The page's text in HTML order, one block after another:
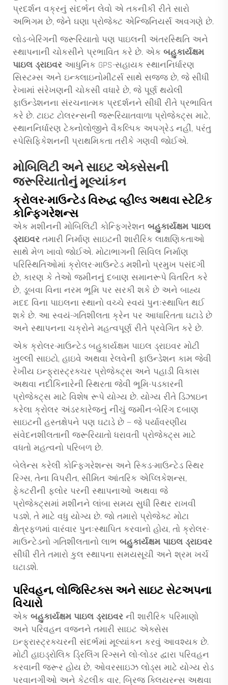
પ્રદર્શન વક્રનું સંદર્ભન લેવો એ તકનીકી રીતે સારો
અભિગમ છે, જેને ઘણા પ્રોજેક્ટ એન્જિનિયર્સ અવગણે છે.
લોડ-બેરિંગની જરૂરિયાતો પણ પાઇલની અંતરસ્થિતિ અને
સ્થાપનાની ચોકસીને પ્રભાવિત કરે છે. એક બહુકાર્યક્ષમ
પાઇલ ડ્રાઇવર આધુનિક GPS-સહાયક સ્થાનનિર્ધારણ
સિસ્ટમ્સ અને ઇન્ક્લાઇનોમીટર્સ સાથે સજ્જ છે, જે સીધી
રેખામાં સંરેખણની ચોકસી વધારે છે, જે પૂર્ણ થયેલી
ફાઉન્ડેશનના સંરચનાત્મક પ્રદર્શનને સીધી રીતે પ્રભાવિત
કરે છે. ટાઇટ ટોલરન્સની જરૂરિયાતવાળા પ્રોજેક્ટ્સ માટે,
સ્થાનનિર્ધારણ ટેક્નોલોજીને વૈકલ્પિક અપગ્રેડ નહીં, પરંતુ
સ્પેસિફિકેશનની પ્રાથમિકતા તરીકે ગણવી જોઈએ.
મોબિલિટી અને સાઇટ એક્સેસની
જરૂરિયાતોનું મૂલ્યાંકન
ક્રોલર-માઉન્ટેડ વિરુદ્ધ વ્હીલ્ડ અથવા સ્ટેટિક
કોન્ફિગરેશન્સ
એક મશીનની મોબિલિટી કોન્ફિગરેશન બહુકાર્યક્ષમ પાઇલ
ડ્રાઇવર તમારી નિર્માણ સાઇટની શારીરિક લાક્ષણિકતાઓ
સાથે મેળ ખાવો જોઈએ. મોટાભાગની સિવિલ નિર્માણ
પરિસ્થિતિઓમાં ક્રોલર-માઉન્ટેડ મશીનો પ્રમુખ પસંદગી
છે, કારણ કે તેઓ જમીનનું દબાણ સમાનરૂપે વિતરિત કરે
છે, ડૂબવા વિના નરમ ભૂમિ પર સરકી શકે છે અને બાહ્ય
મદદ વિના પાઇલના સ્થાનો વચ્ચે સ્વયં પુનઃસ્થાપિત થઈ
શકે છે. આ સ્વયં-ગતિશીલતા ક્રેન પર આધારિતતા ઘટાડે છે
અને સ્થાપનના ચક્રોને મહત્વપૂર્ણ રીતે પ્રવેગિત કરે છે.
એક ક્રોલર-માઉન્ટેડ બહુકાર્યક્ષમ પાઇલ ડ્રાઇવર મોટી
ખુલ્લી સાઇટો, હાઇવે અથવા રેલવેની ફાઉન્ડેશન કામ જેવી
રેખીય ઇન્ફ્રાસ્ટ્રક્ચર પ્રોજેક્ટ્સ અને પહાડી વિકાસ
અથવા નદીકિનારેની સ્થિરતા જેવી ભૂમિ-પડકારની
પ્રોજેક્ટ્સ માટે વિશેષ રૂપે યોગ્ય છે. યોગ્ય રીતે ડિઝાઇન
કરેલા ક્રોલર અંડરકારેજનું નીચું જમીન-બેરિંગ દબાણ
સાઇટની હસ્તક્ષેપને પણ ઘટાડે છે — જે પર્યાવરણીય
સંવેદનશીલતાની જરૂરિયાતો ધરાવતી પ્રોજેક્ટ્સ માટે
વધતો મહત્વનો પરિબળ છે.
બેલેન્સ કરેલી કોન્ફિગરેશન્સ અને સ્કિડ-માઉન્ટેડ સ્થિર
રિગ્સ, તેના વિપરીત, સીમિત આંતરિક એપ્લિકેશન્સ,
ફેક્ટરીની ફ્લોર પરની સ્થાપનાઓ અથવા જે
પ્રોજેક્ટ્સમાં મશીનને લાંબા સમય સુધી સ્થિર રાખવી
પડશે, તે માટે વધુ યોગ્ય છે. જો તમારો પ્રોજેક્ટ મોટા
ક્ષેત્રફળમાં વારંવાર પુનઃસ્થાપિત કરવાનો હોય, તો ક્રોલર-
માઉન્ટેડનો ગતિશીલતાનો લાભ બહુકાર્યક્ષમ પાઇલ ડ્રાઇવર
સીધી રીતે તમારો કુલ સ્થાપના સમયસૂચી અને શ્રમ ખર્ચ
ઘટાડશે.
પરિવહન, લોજિસ્ટિક્સ અને સાઇટ સેટઅપના
વિચારો
એક બહુકાર્યક્ષમ પાઇલ ડ્રાઇવર ની શારીરિક પરિમાણો
અને પરિવહન વજનને તમારી સાઇટ એક્સેસ
ઇન્ફ્રાસ્ટ્રક્ચરની સંદર્ભમાં મૂલ્યાંકન કરવું આવશ્યક છે.
મોટી હાઇડ્રોલિક ડ્રિલિંગ રિગ્સને લો-લોડર દ્વારા પરિવહન
કરવાની જરૂર હોય છે, ઓવરસાઇઝ લોડ્સ માટે યોગ્ય રોડ
પરવાનગીઓ અને કેટલીક વાર, બ્રિજ ક્લિયરન્સ અથવા